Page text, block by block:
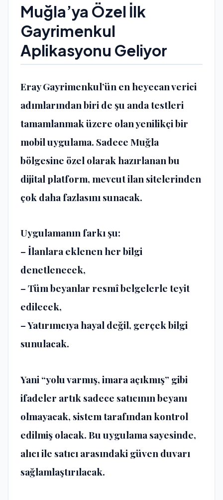
Muğla’ya Özel İlk
Gayrimenkul
Aplikasyonu Geliyor
Eray Gayrimenkul’ün en heyecan verici
adımlarından biri de şu anda testleri
tamamlanmak üzere olan yenilikçi bir
mobil uygulama. Sadece Muğla
bölgesine özel olarak hazırlanan bu
dijital platform, mevcut ilan sitelerinden
çok daha fazlasını sunacak.
Uygulamanın farkı şu:
– İlanlara eklenen her bilgi
denetlenecek,
– Tüm beyanlar resmî belgelerle teyit
edilecek,
– Yatırımcıya hayal değil, gerçek bilgi
sunulacak.
Yani “yolu varmış, imara açıkmış” gibi
ifadeler artık sadece satıcının beyanı
olmayacak, sistem tarafından kontrol
edilmiş olacak. Bu uygulama sayesinde,
alıcı ile satıcı arasındaki güven duvarı
sağlamlaştırılacak.